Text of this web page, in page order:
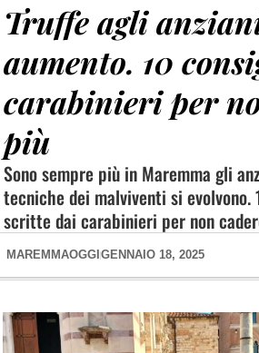
Truffe agli
aumento. 10
carabinieri per
più
Sono sempre più in Maremma gli
tecniche dei malviventi si evolvono.
scritte dai carabinieri per non
MAREMMAOGGI GENNAIO 18, 2025